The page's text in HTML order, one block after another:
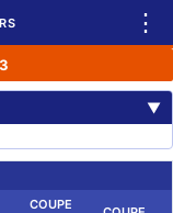
⋮
▼
COUPE